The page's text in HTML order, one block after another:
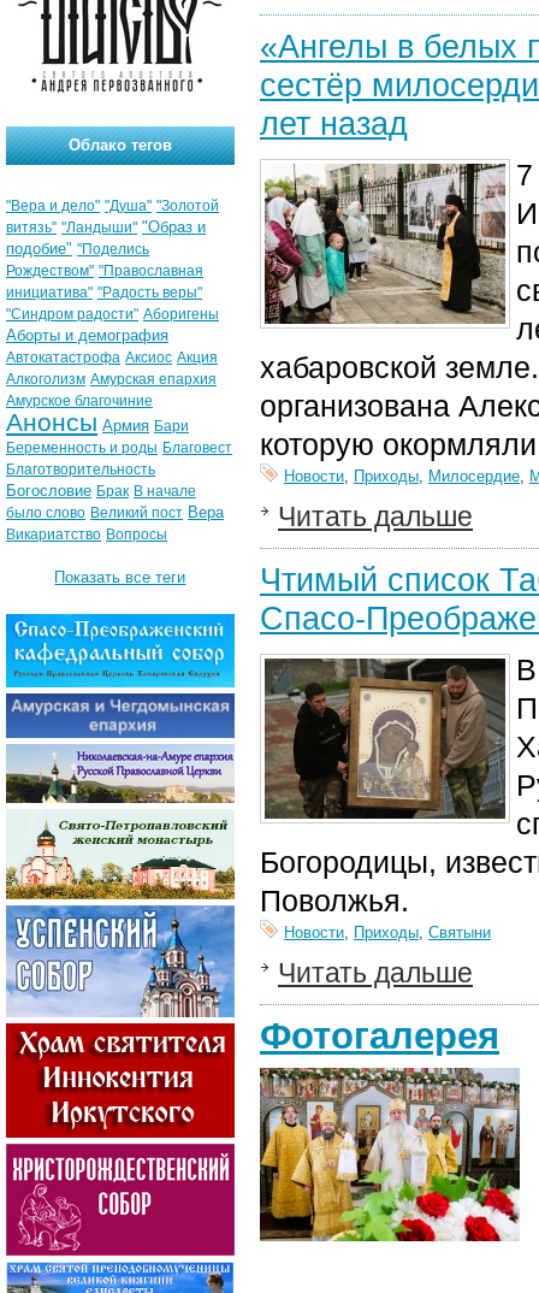
«Ангелы в белых
сестёр
лет назад
хабаровской
организована
которую
Новости, Приходы, Милосердие,
Читать дальше
Чтимый список
Спасо-
Богородицы,
Поволжья.
Новости, Приходы, Святыни
Читать дальше
Фотогалерея
Облако тегов
"Вера и дело" "Душа" "Золотой
витязь" "Ландыши" "Образ и
подобие" "Поделись
Рождеством" "Православная
инициатива" "Радость веры"
"Синдром радости" Аборигены
Аборты и демография
Автокатастрофа Аксиос Акция
Алкоголизм Амурская епархия
Амурское благочиние
Анонсы Армия Бари
Беременность и роды Благовест
Благотворительность
Богословие Брак В начале
было слово Великий пост Вера
Викариатство Вопросы
Показать все теги